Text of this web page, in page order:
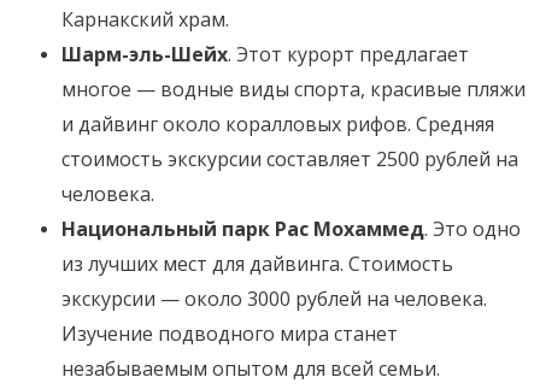
Карнакский храм.
Шарм-эль-Шейх. Этот курорт предлагает
многое — водные виды спорта, красивые пляжи
и дайвинг около коралловых рифов. Средняя
стоимость экскурсии составляет 2500 рублей на
человека.
Национальный парк Рас Мохаммед. Это одно
из лучших мест для дайвинга. Стоимость
экскурсии — около 3000 рублей на человека.
Изучение подводного мира станет
незабываемым опытом для всей семьи.